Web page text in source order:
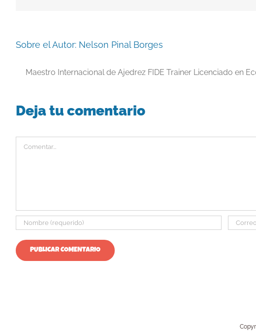
Sobre el Autor: Nelson Pinal Borges
Maestro Internacional de Ajedrez FIDE Trainer Licenciado en
Deja tu comentario